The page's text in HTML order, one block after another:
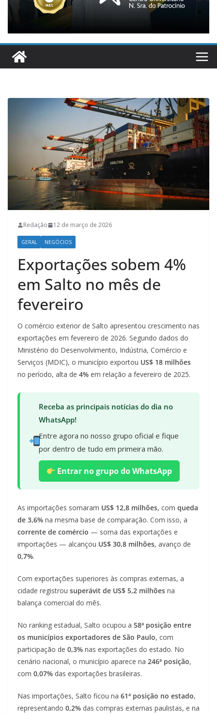
Redação 12 de março de 2026
GERAL NEGÓCIOS
Exportações sobem 4%
em Salto no mês de
fevereiro
O comércio exterior de Salto apresentou crescimento nas
exportações em fevereiro de 2026. Segundo dados do
Ministério do Desenvolvimento, Indústria, Comércio e
Serviços (MDIC), o município exportou US$ 18 milhões
no período, alta de 4% em relação a fevereiro de 2025.
Receba as principais notícias do dia no
WhatsApp!
Entre agora no nosso grupo oficial e fique
por dentro de tudo em primeira mão.
Entrar no grupo do WhatsApp
As importações somaram US$ 12,8 milhões, com queda
de 3,6% na mesma base de comparação. Com isso, a
corrente de comércio — soma das exportações e
importações — alcançou US$ 30,8 milhões, avanço de
0,7%.
Com exportações superiores às compras externas, a
cidade registrou superávit de US$ 5,2 milhões na
balança comercial do mês.
No ranking estadual, Salto ocupou a 58ª posição entre
os municípios exportadores de São Paulo, com
participação de 0,3% nas exportações do estado. No
cenário nacional, o município aparece na 246ª posição,
com 0,07% das exportações brasileiras.
Nas importações, Salto ficou na 61ª posição no estado,
representando 0,2% das compras externas paulistas, e na